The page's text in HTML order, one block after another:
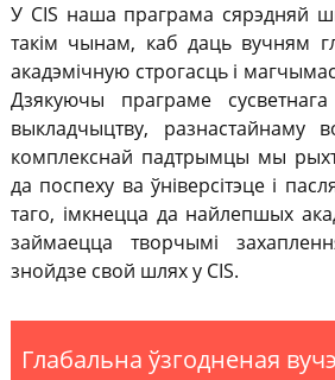
У CIS наша праграма сярэдняй
такім чынам, каб даць вучням
акадэмічную строгасць і
Дзякуючы праграме
выкладчыцтву, разнастайнаму
комплекснай падтрымцы мы
да поспеху ва ўніверсітэце і
таго, імкнецца да найлепшых
займаецца творчымі
знойдзе свой шлях у CIS.
Глабальна ўзгодненая